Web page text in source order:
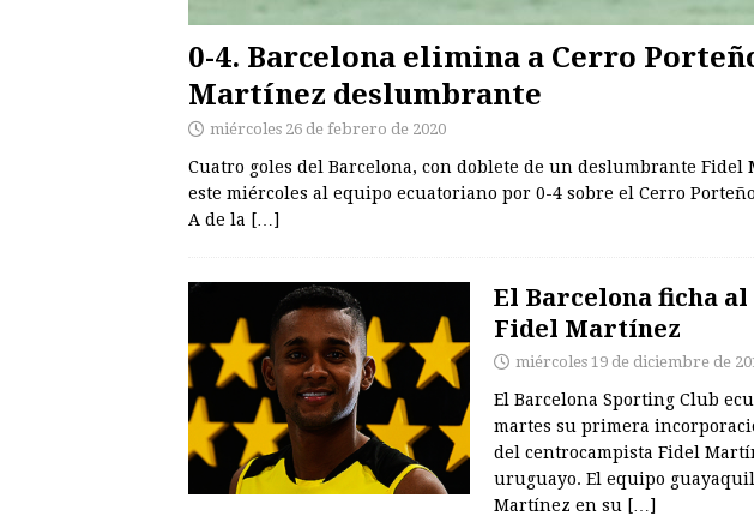
0-4. Barcelona elimina a Cerro
Martínez deslumbrante
miércoles 26 de febrero de 2020
Cuatro goles del Barcelona, con doblete de un deslumbrante
este miércoles al equipo ecuatoriano por 0-4 sobre el Cerro
A de la […]
El Barcelona ficha
Fidel Martínez
miércoles 19 de diciembre de
El Barcelona Sporting Club
martes su primera
del centrocampista Fidel
uruguayo. El equipo
Martínez en su […]